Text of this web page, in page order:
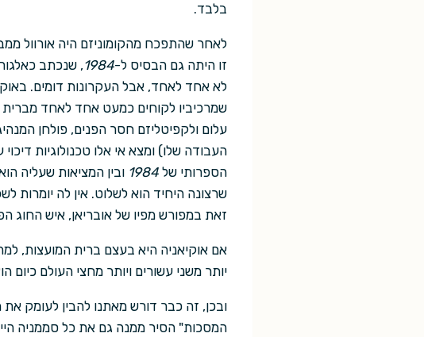
בלבד.
לאחר שהתפכח מהקומוניזם היה אורוול
זו היתה גם הבסיס ל-1984, שנכתב
לא אחד לאחד, אבל העקרונות דומים.
שמרכיביו לקוחים כמעט אחד לאחד מברית
עלום ולקפיטליזם חסר הפנים, פולחן
העבודה שלו) ומצא אי אלו טכנולוגיות
הספרותי של 1984 ובין המציאות שעליה
שרצונה היחיד הוא לשלוט. אין לה יומרות
זאת במפורש מפיו של אובריאן, איש החוג
יותר משני עשורים ויותר מחצי העולם
ובכן, זה כבר דורש מאתנו להבין לעומק
המסכות" הסיר ממנה גם את כל סממניה